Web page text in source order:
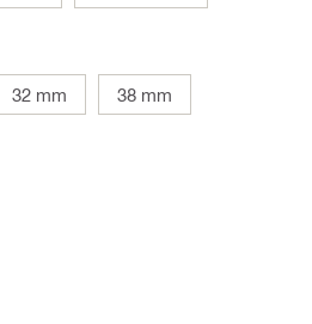
32 mm 38 mm